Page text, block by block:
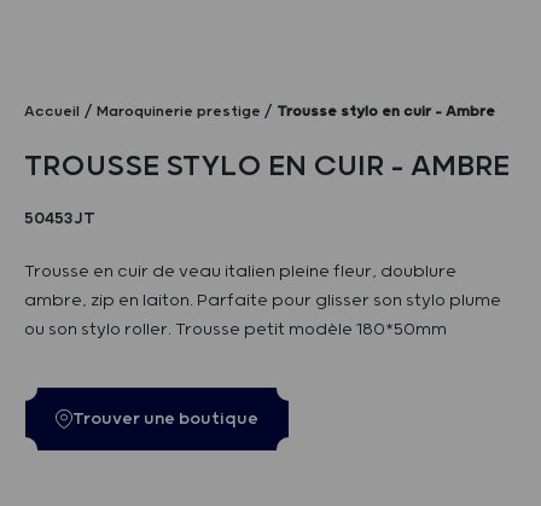
Accueil Maroquinerie prestige Trousse stylo en cuir – Ambre
TROUSSE STYLO EN CUIR – AMBRE
50453JT
Trousse en cuir de veau italien pleine fleur, doublure
ambre, zip en laiton. Parfaite pour glisser son stylo plume
ou son stylo roller. Trousse petit modèle 180*50mm
Trouver une boutique